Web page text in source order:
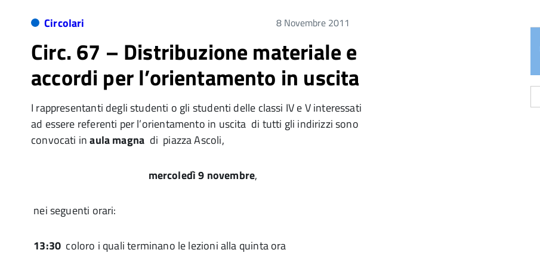
Circolari 8 Novembre 2011
Circ. 67 – Distribuzione materiale e
accordi per l’orientamento in uscita
I rappresentanti degli studenti o gli studenti delle classi IV e V interessati
ad essere referenti per l’orientamento in uscita di tutti gli indirizzi sono
convocati inaula magna di piazza Ascoli,
mercoledì 9 novembre,
nei seguenti orari:
13:30 coloro i quali terminano le lezioni alla quinta ora